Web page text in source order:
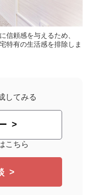
信頼感を与えるため、
特有の生活感を排除しま
してみる
こちら